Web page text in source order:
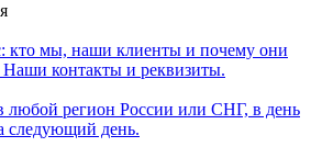
кто мы, наши клиенты и почему они
контакты и реквизиты.
любой регион России или СНГ, в день
следующий день.